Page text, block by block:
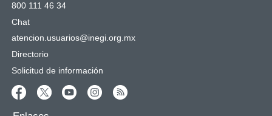
800 111 46 34
Chat
atencion.usuarios@inegi.org.mx
Directorio
Solicitud de información